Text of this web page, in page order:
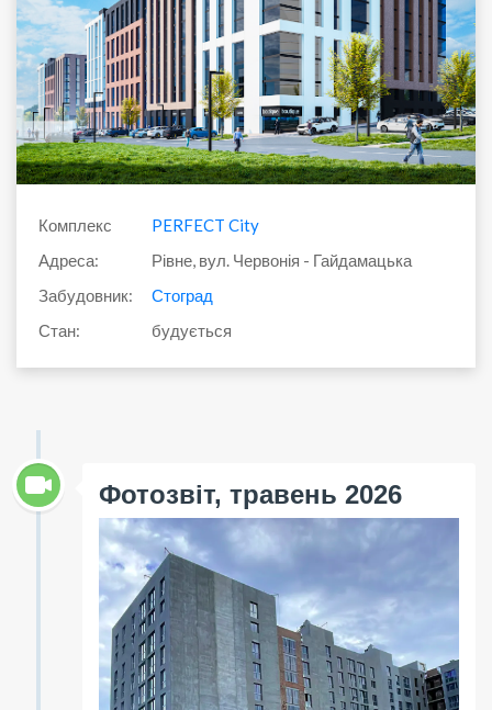
Комплекс
PERFECT City
Адреса:
Рівне, вул. Червонія - Гайдамацька
Забудовник:
Стоград
Стан:
будується
Фотозвіт, травень 2026